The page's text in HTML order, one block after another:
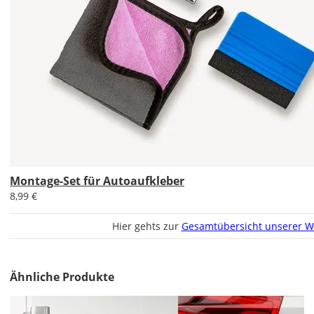
Economy
Do., 20.08.
Montage-Set für Autoaufkleber
8,99 €
Hier gehts zur Gesamtübersicht unserer
Ähnliche Produkte